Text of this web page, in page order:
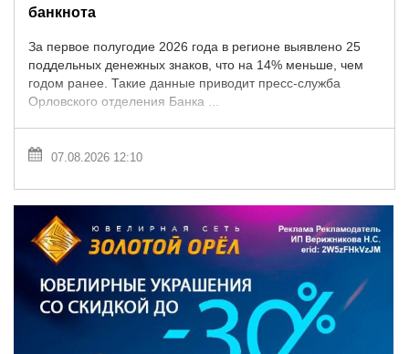
банкнота
За первое полугодие 2026 года в регионе выявлено 25
поддельных денежных знаков, что на 14% меньше, чем
годом ранее. Такие данные приводит пресс-служба
Орловского отделения Банка ...
07.08.2026 12:10